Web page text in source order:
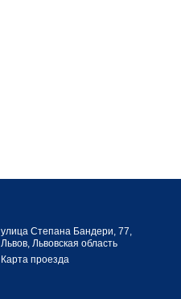
улица Степана Бандери, 77,
Львов, Львовская область
Карта проезда